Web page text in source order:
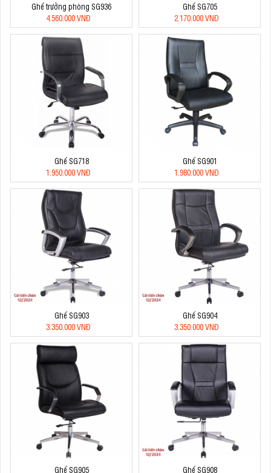
Ghế trưởng phòng SG936
4.560.000 VNĐ
Ghế SG705
2.170.000 VNĐ
Ghế SG718
1.950.000 VNĐ
Ghế SG901
1.980.000 VNĐ
Ghế SG903
3.350.000 VNĐ
Ghế SG904
3.350.000 VNĐ
Ghế SG905
Ghế SG908